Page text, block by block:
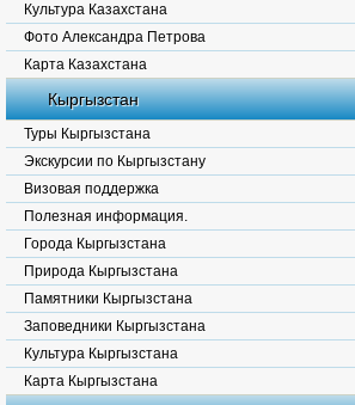
Культура Казахстана
Фото Александра Петрова
Карта Казахстана
Кыргызстан
Туры Кыргызстана
Экскурсии по Кыргызстану
Визовая поддержка
Полезная информация.
Города Кыргызстана
Природа Кыргызстана
Памятники Кыргызстана
Заповедники Кыргызстана
Культура Кыргызстана
Карта Кыргызстана